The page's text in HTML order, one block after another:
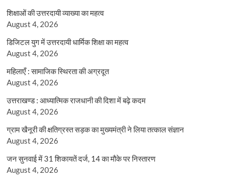
शिक्षाओं की उत्तरदायी व्याख्या का महत्व
August 4, 2026
डिजिटल युग में उत्तरदायी धार्मिक शिक्षा का महत्व
August 4, 2026
महिलाएँ : सामाजिक स्थिरता की अग्रदूत
August 4, 2026
उत्तराखण्ड : आध्यात्मिक राजधानी की दिशा में बढ़े कदम
August 4, 2026
ग्राम खैनूरी की क्षतिग्रस्त सड़क का मुख्यमंत्री ने लिया तत्काल संज्ञान
August 4, 2026
जन सुनवाई में 31 शिकायतें दर्ज, 14 का मौके पर निस्तारण
August 4, 2026